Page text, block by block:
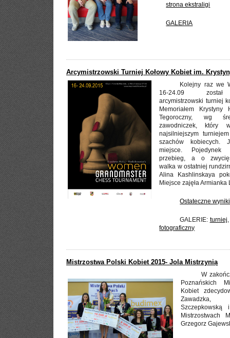
strona ekstraligi
GALERIA
Arcymistrzowski Turniej Kołowy Kobiet im.
Kolejny raz we
16-24.09 został
arcymistrzowski turniej
Memoriałem Krystyny
Tegoroczny, wg
zawodniczek, który
najsilniejszym
szachów kobiecych.
miejsce. Pojedynek
przebieg, a o
walka w ostatniej
Alina Kashlinskaya
Miejsce zajęła Armianka
Ostateczne wyniki
GALERIE: turniej,
fotograficzny
Mistrzostwa Polski Kobiet 2015- Jola Mistrzynią
W
Poznańskich
Kobiet
Mistrzostwach
Grzegorz